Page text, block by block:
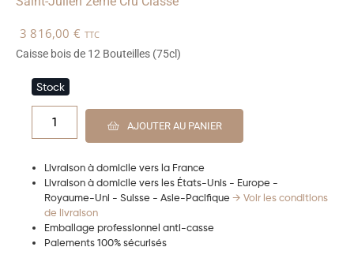
3 816,00 € TTC
Caisse bois de 12 Bouteilles (75cl)
Stock
1 AJOUTER AU PANIER
Livraison à domicile vers la France
Livraison à domicile vers les États-Unis - Europe -
Royaume-Uni - Suisse - Asie-Pacifique → Voir les conditions
de livraison
Emballage professionnel anti-casse
Paiements 100% sécurisés